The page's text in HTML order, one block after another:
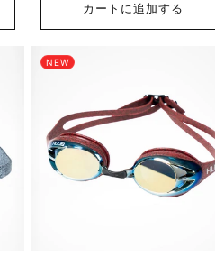
格
カートに追加する
NEW